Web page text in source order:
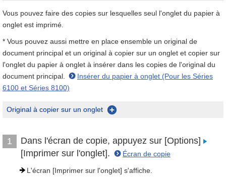
Vous pouvez faire des copies sur lesquelles seul l'onglet du papier à
onglet est imprimé.
* Vous pouvez aussi mettre en place ensemble un original de
document principal et un original à copier sur un onglet et copier sur
l'onglet du papier à onglet à insérer dans les copies de l'original du
document principal.
Insérer du papier à onglet (Pour les Séries
6100 et Séries 8100)
Original à copier sur un onglet
1
Dans l'écran de copie, appuyez sur [Options]
[Imprimer sur l'onglet].
Écran de copie
L'écran [Imprimer sur l'onglet] s'affiche.